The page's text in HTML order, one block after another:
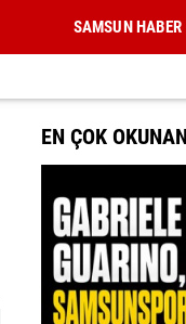
SAMSUN HABER
EN ÇOK